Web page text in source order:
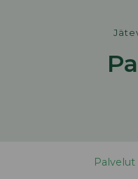
Palvelut